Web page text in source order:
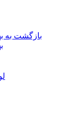
بازگشت به